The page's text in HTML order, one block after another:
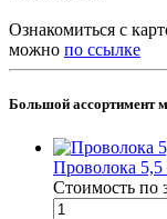
Ознакомиться с
можно по ссылке
Большой ассортимент
Проволока
Стоимость по